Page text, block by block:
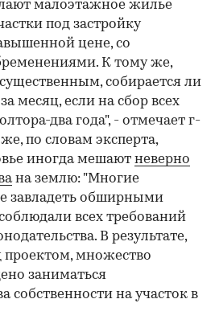
малоэтажное жилье
под застройку
цене, со
К тому же,
собирается ли
месяц, если на сбор всех
два года", - отмечает г-
по словам эксперта,
иногда мешают неверно
на землю: "Многие
завладеть обширными
всех требований
В результате,
проектом, множество
заниматься
собственности на участок в